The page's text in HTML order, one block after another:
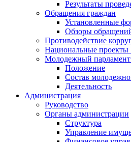
Результаты
Обращения граждан
Установленные
Обзоры
Противодействие
Национальные проекты
Молодежный парламент
Положение
Состав
Деятельность
Администрация
Руководство
Органы администрации
Структура
Управление